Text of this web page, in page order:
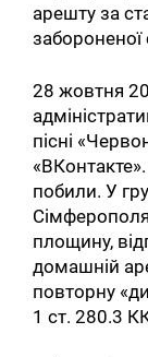
арешту за
забороненої
28 жовтня
пісні
побили. У
площину,
домашній
повторну
1 ст. 280.3